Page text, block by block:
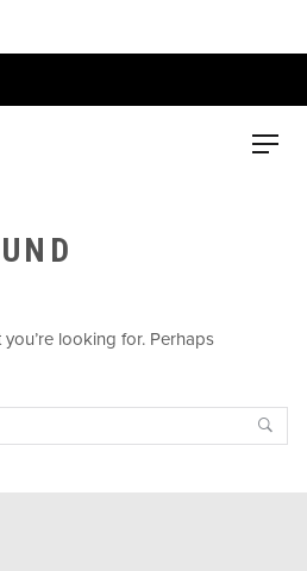
Menu
looking for. Perhaps